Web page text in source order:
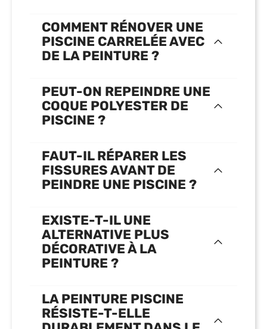
COMMENT RÉNOVER UNE
PISCINE CARRELÉE AVEC
DE LA PEINTURE ?
PEUT-ON REPEINDRE UNE
COQUE POLYESTER DE
PISCINE ?
FAUT-IL RÉPARER LES
FISSURES AVANT DE
PEINDRE UNE PISCINE ?
EXISTE-T-IL UNE
ALTERNATIVE PLUS
DÉCORATIVE À LA
PEINTURE ?
LA PEINTURE PISCINE
RÉSISTE-T-ELLE